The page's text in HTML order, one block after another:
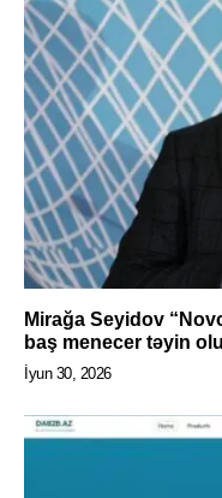
Mirağa Seyidov
baş menecer təyin
İyun 30, 2026